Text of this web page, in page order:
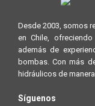
Desde 2003, somos
en Chile,
además de
bombas. Con más
hidráulicos de
Síguenos